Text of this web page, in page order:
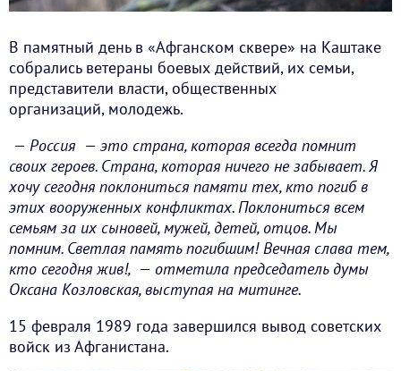
В памятный день в «Афганском сквере» на Каштаке
собрались ветераны боевых действий, их семьи,
представители власти, общественных
организаций, молодежь.
— Россия — это страна, которая всегда помнит
своих героев. Страна, которая ничего не забывает. Я
хочу сегодня поклониться памяти тех, кто погиб в
этих вооруженных конфликтах. Поклониться всем
семьям за их сыновей, мужей, детей, отцов. Мы
помним. Светлая память погибшим! Вечная слава тем,
кто сегодня жив!, — отметила председатель думы
Оксана Козловская, выступая на митинге.
15 февраля 1989 года завершился вывод советских
войск из Афганистана.